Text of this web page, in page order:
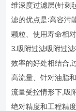
维深度过滤层(针刺
滤的优点是:高容污
颗粒、使用寿命相对
3.吸附过滤吸附过
效率的好处相结合,
高流量、针对油脂
流量受控情形下,吸
绝对精度和工程精度